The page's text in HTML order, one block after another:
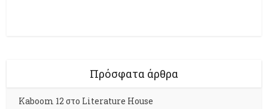
Πρόσφατα άρθρα
Kaboom 12 στο Literature House